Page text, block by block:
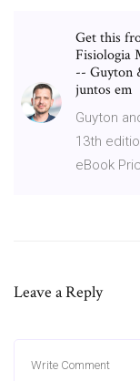
Get this
Fisiologia
-- Guyton
juntos em
Guyton
13th
eBook
Leave a Reply